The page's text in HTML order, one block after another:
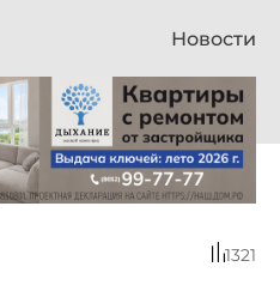
Новости
1321